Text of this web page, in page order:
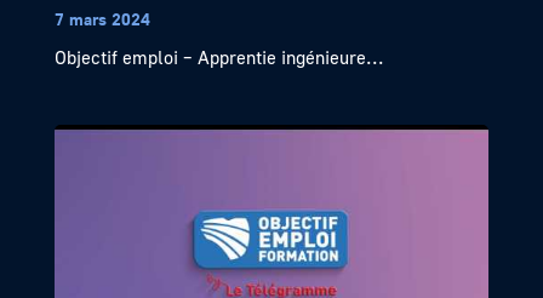
7 mars 2024
Objectif emploi – Apprentie ingénieure...